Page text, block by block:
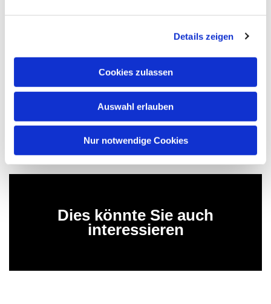
Details zeigen
Cookies zulassen
Auswahl erlauben
Nur notwendige Cookies
Bochum und Wattenscheid.
Mareike Häusler-Wallstein (3.v.l.), Koordinatorin der
Ambulanten Hospizarbeit im Evangelischen
Kirchenkreis Bochum, freute sich über die Spende.
Dies könnte Sie auch
interessieren